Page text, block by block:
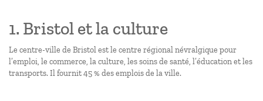
1. Bristol et la culture
Le centre-ville de Bristol est le centre régional névralgique pour
l’emploi, le commerce, la culture, les soins de santé, l’éducation et les
transports. Il fournit 45 % des emplois de la ville.